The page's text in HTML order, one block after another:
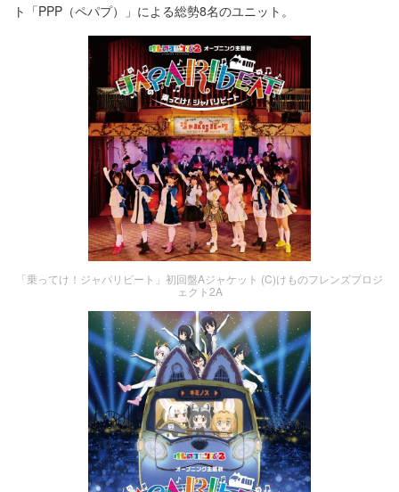
ト「PPP（ペパプ）」による総勢8名のユニット。
「乗ってけ！ジャパリビート」初回盤Aジャケット (C)けものフレンズプロジ
ェクト2A